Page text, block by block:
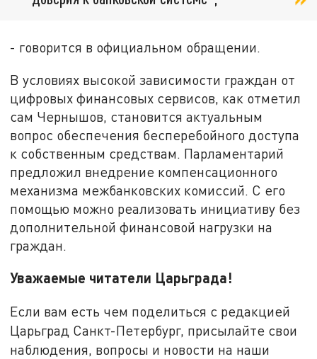
- говорится в официальном обращении.
В условиях высокой зависимости граждан от
цифровых финансовых сервисов, как отметил
сам Чернышов, становится актуальным
вопрос обеспечения бесперебойного доступа
к собственным средствам. Парламентарий
предложил внедрение компенсационного
механизма межбанковских комиссий. С его
помощью можно реализовать инициативу без
дополнительной финансовой нагрузки на
граждан.
Уважаемые читатели Царьграда!
Если вам есть чем поделиться с редакцией
Царьград Санкт-Петербург, присылайте свои
наблюдения, вопросы и новости на наши